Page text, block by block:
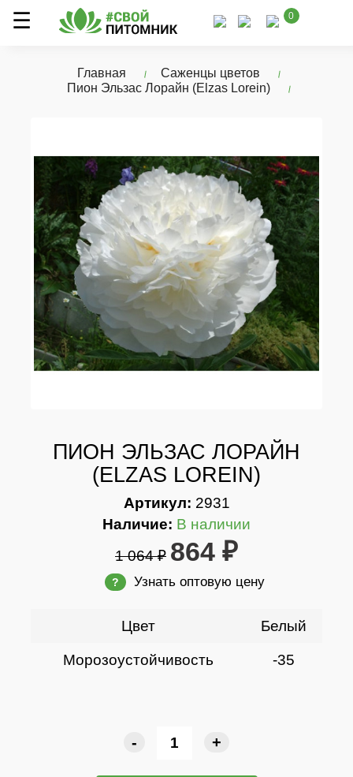
0
Главная
Саженцы цветов
Пион Эльзас Лорайн (Elzas Lorein)
ПИОН ЭЛЬЗАС ЛОРАЙН
(ELZAS LOREIN)
Артикул: 2931
Наличие: В наличии
1 064 ₽ 864 ₽
? Узнать оптовую цену
Цвет Белый
Морозоустойчивость -35
- +